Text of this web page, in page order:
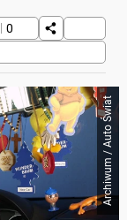
0
Archiwum / Auto Świat